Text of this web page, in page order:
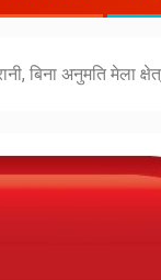
बिना अनुमति मेला